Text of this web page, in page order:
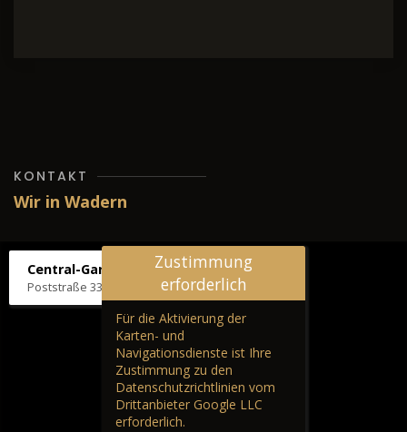
KONTAKT
Wir in Wadern
Central-Garage H. Wilhelm
Poststraße 33, 66687 Wadern
Zustimmung
erforderlich
Für die Aktivierung der
Karten- und
Navigationsdienste ist Ihre
Zustimmung zu den
Datenschutzrichtlinien vom
Drittanbieter Google LLC
erforderlich.